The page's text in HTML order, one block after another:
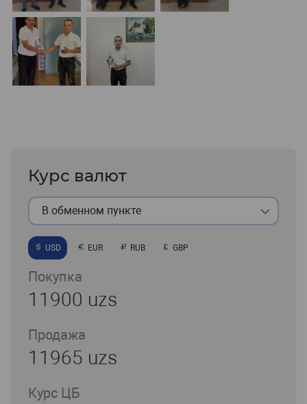
Курс валют
В обменном пункте
USD EUR RUB GBP
Покупка
11900 uzs
Продажа
11965 uzs
Курс ЦБ